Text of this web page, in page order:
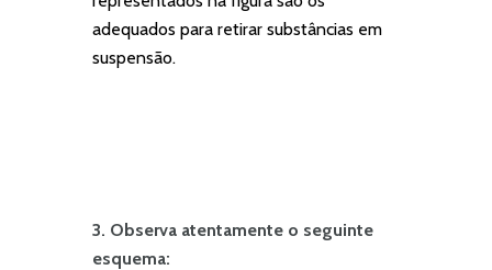
adequados para retirar substâncias em
suspensão.
3. Observa atentamente o seguinte
esquema: